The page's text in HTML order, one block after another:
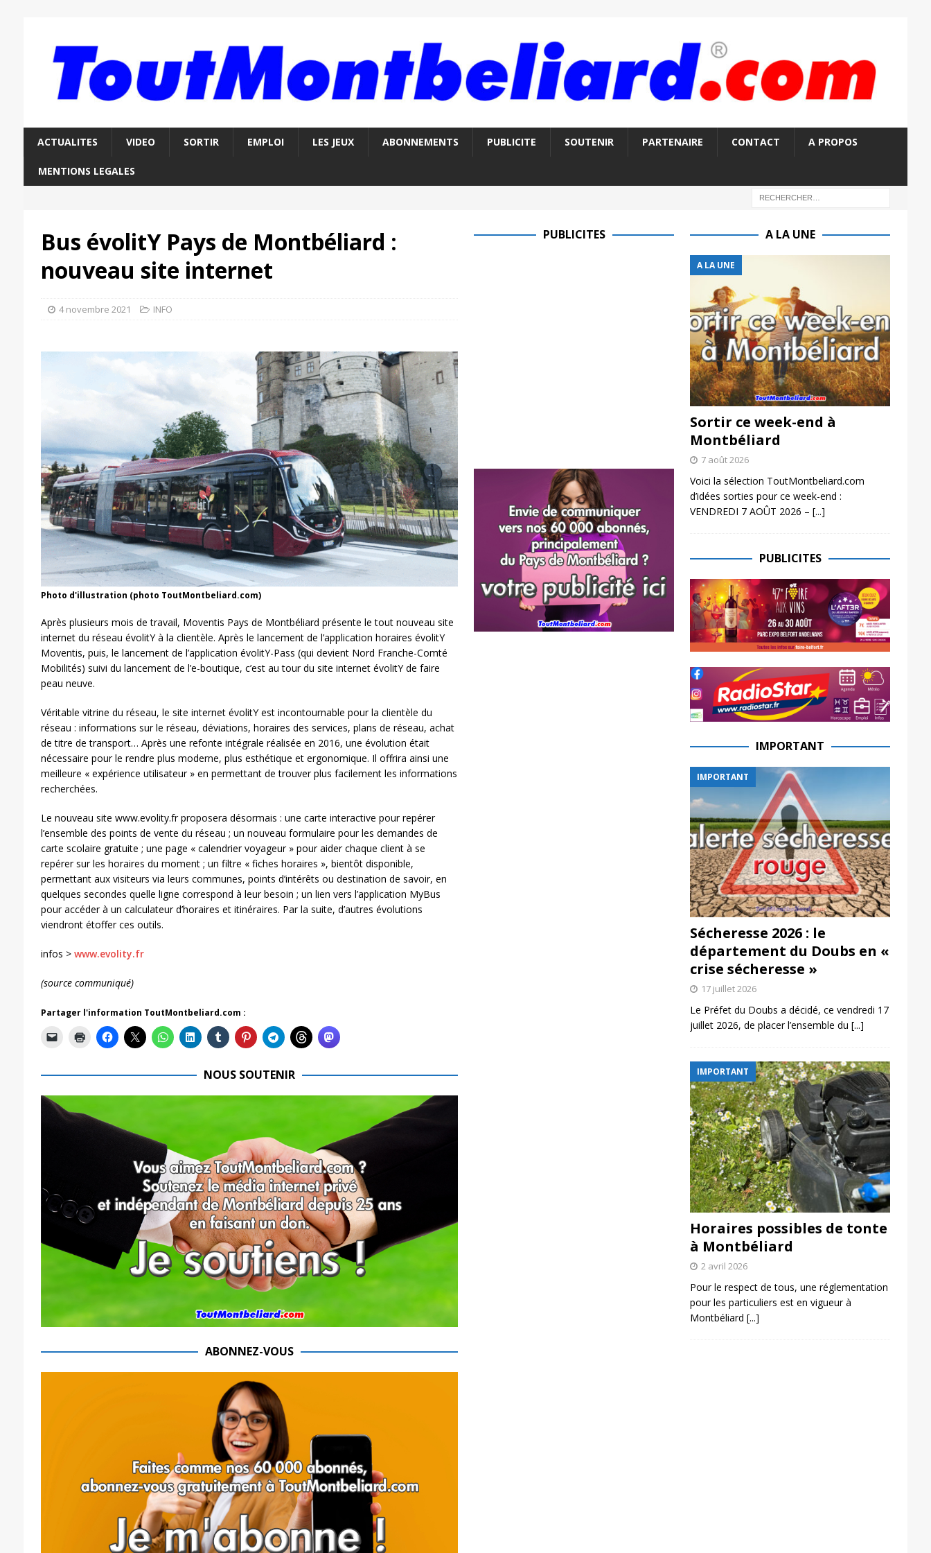
ACTUALITES VIDEO SORTIR EMPLOI LES JEUX ABONNEMENTS PUBLICITE SOUTENIR PARTENAIRE CONTACT A PROPOS
MENTIONS LEGALES
Bus évolitY Pays de Montbéliard :
nouveau site internet
4 novembre 2021 INFO
Photo d'illustration (photo ToutMontbeliard.com)
Après plusieurs mois de travail, Moventis Pays de Montbéliard présente le tout nouveau site
internet du réseau évolitY à la clientèle. Après le lancement de l’application horaires évolitY
Moventis, puis, le lancement de l’application évolitY-Pass (qui devient Nord Franche-Comté
Mobilités) suivi du lancement de l’e-boutique, c’est au tour du site internet évolitY de faire
peau neuve.
Véritable vitrine du réseau, le site internet évolitY est incontournable pour la clientèle du
réseau : informations sur le réseau, déviations, horaires des services, plans de réseau, achat
de titre de transport… Après une refonte intégrale réalisée en 2016, une évolution était
nécessaire pour le rendre plus moderne, plus esthétique et ergonomique. Il offrira ainsi une
meilleure « expérience utilisateur » en permettant de trouver plus facilement les informations
recherchées.
Le nouveau site www.evolity.fr proposera désormais : une carte interactive pour repérer
l’ensemble des points de vente du réseau ; un nouveau formulaire pour les demandes de
carte scolaire gratuite ; une page « calendrier voyageur » pour aider chaque client à se
repérer sur les horaires du moment ; un filtre « fiches horaires », bientôt disponible,
permettant aux visiteurs via leurs communes, points d’intérêts ou destination de savoir, en
quelques secondes quelle ligne correspond à leur besoin ; un lien vers l’application MyBus
pour accéder à un calculateur d’horaires et itinéraires. Par la suite, d’autres évolutions
viendront étoffer ces outils.
infos > www.evolity.fr
(source communiqué)
Partager l'information ToutMontbeliard.com :
NOUS SOUTENIR
ABONNEZ-VOUS
PUBLICITES A LA UNE
A LA UNE
Sortir ce week-end à
Montbéliard
7 août 2026
Voici la sélection ToutMontbeliard.com
d’idées sorties pour ce week-end :
VENDREDI 7 AOÛT 2026 – [...]
PUBLICITES
IMPORTANT
IMPORTANT
Sécheresse 2026 : le
département du Doubs en «
crise sécheresse »
17 juillet 2026
Le Préfet du Doubs a décidé, ce vendredi 17
juillet 2026, de placer l’ensemble du [...]
IMPORTANT
Horaires possibles de tonte
à Montbéliard
2 avril 2026
Pour le respect de tous, une réglementation
pour les particuliers est en vigueur à
Montbéliard [...]